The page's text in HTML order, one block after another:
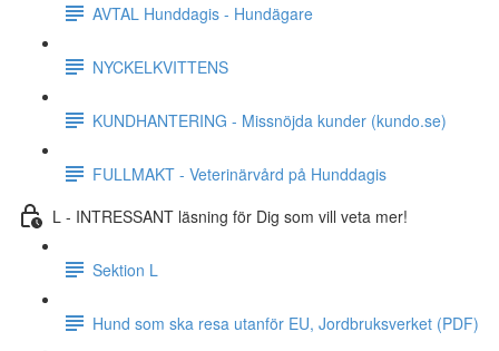
AVTAL Hunddagis - Hundägare
NYCKELKVITTENS
KUNDHANTERING - Missnöjda kunder (kundo.se)
FULLMAKT - Veterinärvård på Hunddagis
L - INTRESSANT läsning för Dig som vill veta mer!
Sektion L
Hund som ska resa utanför EU, Jordbruksverket (PDF)